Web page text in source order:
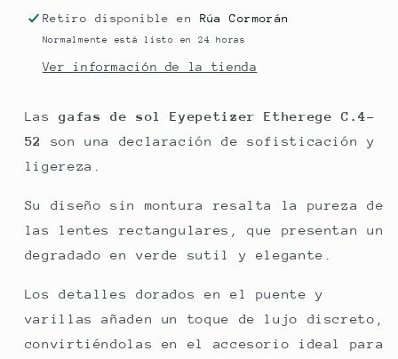
EYEPETIZER
ETHEREGE
52
EYEPETIZER
ETHEREGE
52
Retiro disponible en Rúa Cormorán
Normalmente está listo en 24 horas
Ver información de la tienda
Lasgafas de sol Eyepetizer Etherege C.4-
52
son una declaración de sofisticación y
ligereza.
Su diseño sin montura resalta la pureza de
las lentes rectangulares, que presentan un
degradado en verde sutil y elegante.
Los detalles dorados en el puente y
varillas añaden un toque de lujo discreto,
convirtiéndolas en el accesorio ideal para